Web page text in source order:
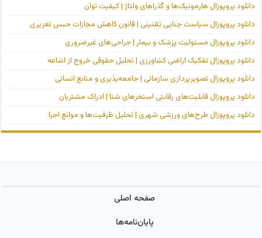
دانلود پروپوزال هارمونیک‌ها و گذراهای ولتاژ | کیفیت توان
دانلود پروپوزال سیاست جنایی تقنینی | قانون کاهش مجازات حبس تعزیری
دانلود پروپوزال مسئولیت پزشک و بیمار | جراحی‌های غیرضروری
دانلود پروپوزال تفکیک اراضی کشاورزی | تحلیل حقوقی خروج از اشاعه
دانلود پروپوزال تصویرپردازی سازمانی | جامعه‌پذیری و منابع انسانی
دانلود پروپوزال قابلیت‌های رقابتی استخرهای شنا | ادراک مشتریان
دانلود پروپوزال طرح‌های ورزشی شهری | تحلیل ظرفیت‌ها و موانع اجرا
صفحه اصلی
پایان‌نامه‌ها